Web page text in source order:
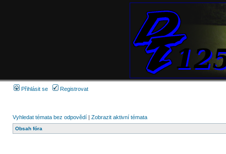
Přihlásit se Registrovat
Vyhledat témata bez odpovědí | Zobrazit aktivní témata
Obsah fóra